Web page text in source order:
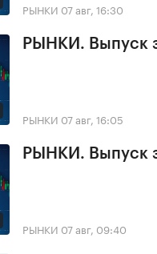
РЫНКИ 07 авг, 16:30
РЫНКИ. Выпуск
РЫНКИ 07 авг, 16:05
РЫНКИ. Выпуск
РЫНКИ 07 авг, 09:40